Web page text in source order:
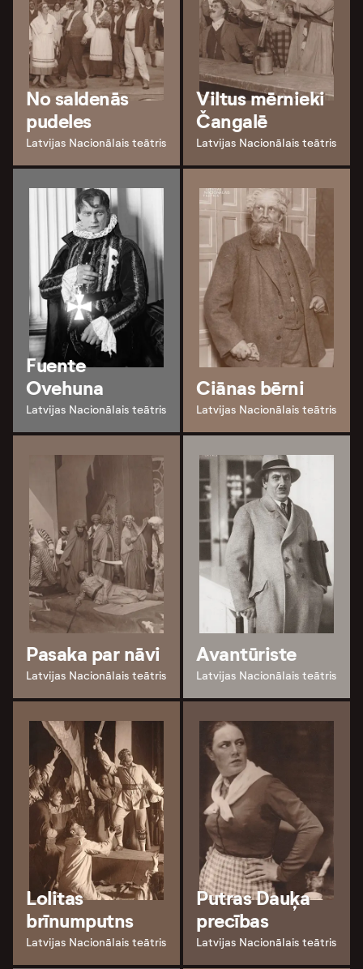
No saldenās
pudeles
Latvijas Nacionālais teātris
Viltus mērnieki
Čangalē
Latvijas Nacionālais teātris
Fuente
Ovehuna
Latvijas Nacionālais teātris
Ciānas bērni
Latvijas Nacionālais teātris
Pasaka par nāvi
Latvijas Nacionālais teātris
Avantūriste
Latvijas Nacionālais teātris
Lolitas
brīnumputns
Latvijas Nacionālais teātris
Putras Dauķa
precības
Latvijas Nacionālais teātris